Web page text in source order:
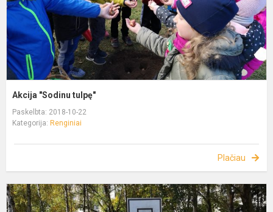
Akcija "Sodinu tulpę"
Paskelbta: 2018-10-22
Kategorija: Renginiai
Plačiau